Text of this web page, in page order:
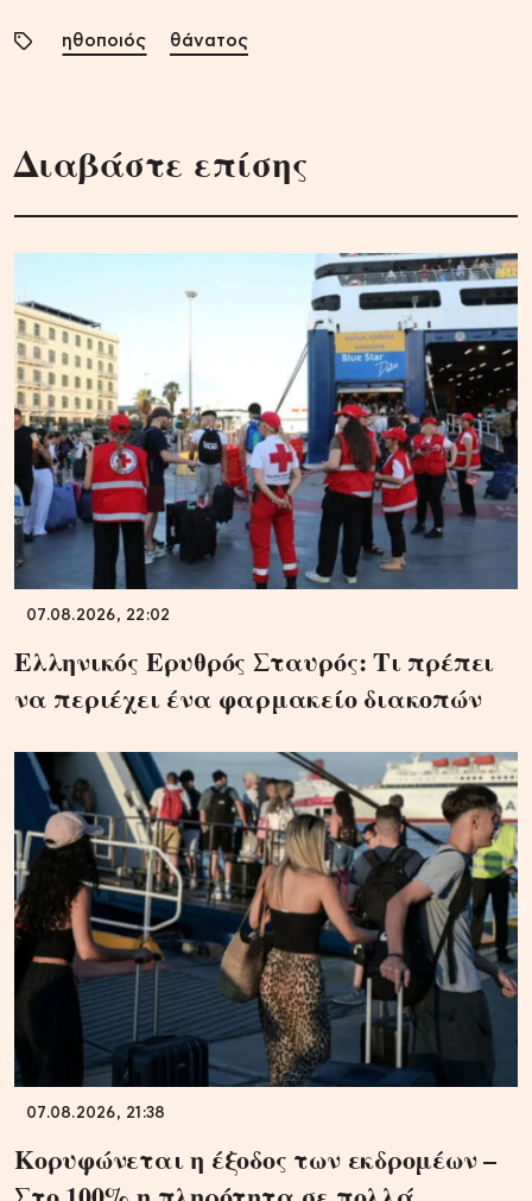
ηθοποιός θάνατος
Διαβάστε επίσης
07.08.2026, 22:02
Ελληνικός Ερυθρός Σταυρός: Τι πρέπει
να περιέχει ένα φαρμακείο διακοπών
07.08.2026, 21:38
Κορυφώνεται η έξοδος των εκδρομέων –